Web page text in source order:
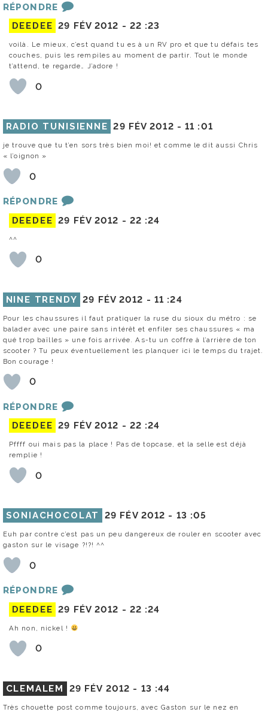
RÉPONDRE
DEEDEE 29 FÉV 2012 - 22 :23
voilà. Le mieux, c’est quand tu es à un RV pro et que tu défais tes
couches, puis les rempiles au moment de partir. Tout le monde
t’attend, te regarde… J’adore !
0
RADIO TUNISIENNE 29 FÉV 2012 -11 :01
je trouve que tu t’en sors très bien moi! et comme le dit aussi Chris
« l’oignon »
0
RÉPONDRE
DEEDEE 29 FÉV 2012 - 22 :24
^^
0
NINE TRENDY 29 FÉV 2012 - 11 :24
Pour les chaussures il faut pratiquer la ruse du sioux du métro : se
balader avec une paire sans intérêt et enfiler ses chaussures « ma
qué trop baïlles » une fois arrivée. As-tu un coffre à l’arrière de ton
scooter ? Tu peux éventuellement les planquer ici le temps du trajet.
Bon courage !
0
RÉPONDRE
DEEDEE 29 FÉV 2012 - 22 :24
Pffff oui mais pas la place ! Pas de topcase, et la selle est déjà
remplie !
0
SONIACHOCOLAT 29 FÉV 2012 - 13 :05
Euh par contre c’est pas un peu dangereux de rouler en scooter avec
gaston sur le visage ?!?! ^^
0
RÉPONDRE
DEEDEE 29 FÉV 2012 - 22 :24
Ah non, nickel !
0
CLEMALEM 29 FÉV 2012 - 13 :44
Très chouette post comme toujours, avec Gaston sur le nez en